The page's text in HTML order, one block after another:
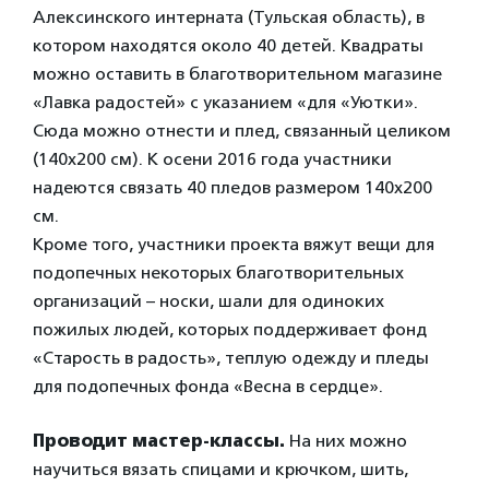
Алексинского интерната (Тульская область), в
котором находятся около 40 детей. Квадраты
можно оставить в благотворительном магазине
«Лавка радостей» с указанием «для «Уютки».
Сюда можно отнести и плед, связанный целиком
(140х200 см). К осени 2016 года участники
надеются связать 40 пледов размером 140х200
см.
Кроме того, участники проекта вяжут вещи для
подопечных некоторых благотворительных
организаций – носки, шали для одиноких
пожилых людей, которых поддерживает фонд
«Старость в радость», теплую одежду и пледы
для подопечных фонда «Весна в сердце».
Проводит мастер-классы. На них можно
научиться вязать спицами и крючком, шить,